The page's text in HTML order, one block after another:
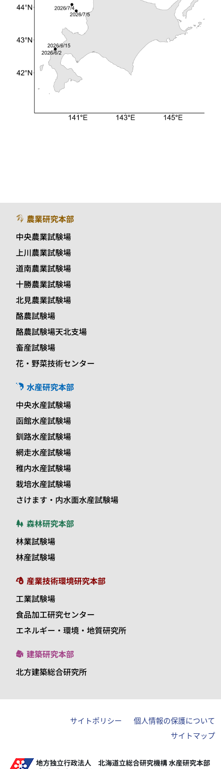
農業研究本部
中央農業試験場
上川農業試験場
道南農業試験場
十勝農業試験場
北見農業試験場
酪農試験場
酪農試験場天北支場
畜産試験場
花・野菜技術センター
水産研究本部
中央水産試験場
函館水産試験場
釧路水産試験場
網走水産試験場
稚内水産試験場
栽培水産試験場
さけます・内水面水産試験場
森林研究本部
林業試験場
林産試験場
産業技術環境研究本部
工業試験場
食品加工研究センター
エネルギー・環境・地質研究所
建築研究本部
北方建築総合研究所
地方独立行政法人 北海道立総合研究機構 水産研究本部
サイトポリシー
個人情報の保護について
サイトマップ